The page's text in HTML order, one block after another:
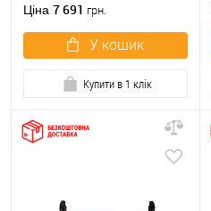
Ціна 7 691 грн.
У кошик
Купити в 1 клік